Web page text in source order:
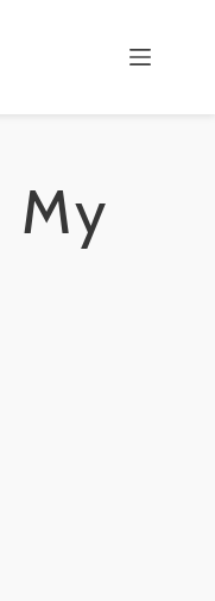
My